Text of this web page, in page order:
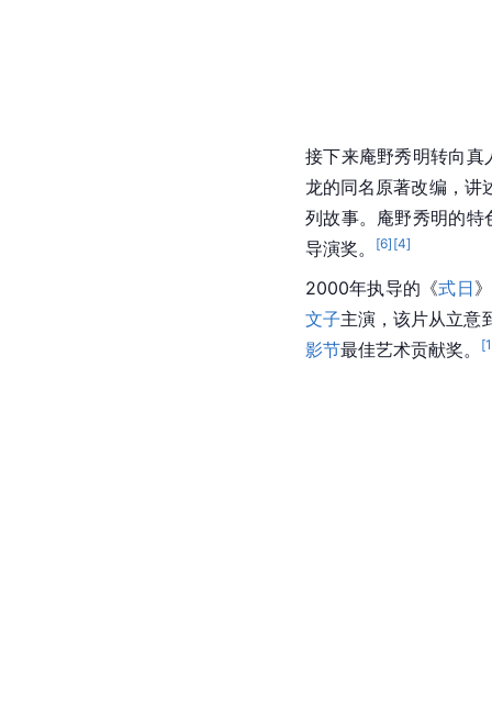
接下来庵野秀明转向
龙的同名原著改编，讲
列故事。庵野秀明的
导演奖。
[6] [4]
2000年执导的《式日
文子主演，该片从立意
影节最佳艺术贡献奖。 [